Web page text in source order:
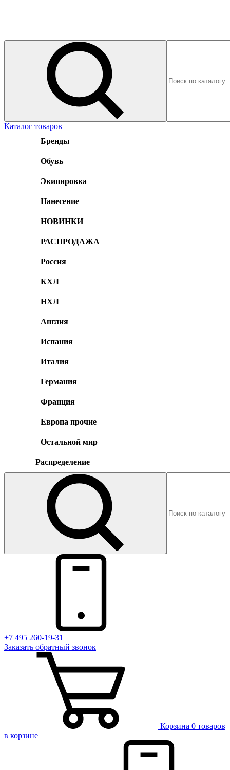
Каталог товаров
Бренды
Обувь
Экипировка
Нанесение
НОВИНКИ
РАСПРОДАЖА
Россия
КХЛ
НХЛ
Англия
Испания
Италия
Германия
Франция
Европа прочие
Остальной мир
Распределение
+7 495 260-19-31
Заказать обратный звонок
Корзина 0 товаров
в корзине